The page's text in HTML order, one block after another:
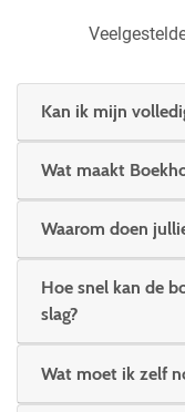
Kan ik mijn
Wat maakt
Waarom doen
Hoe snel kan de
slag?
Wat moet ik zelf